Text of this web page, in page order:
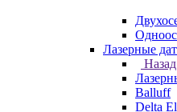
Лазерные
Назад
Balluff
Delta